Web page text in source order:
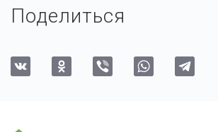
Поделиться